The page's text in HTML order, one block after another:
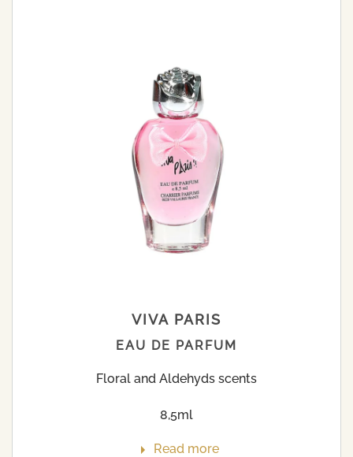
VIVA PARIS
EAU DE PARFUM
Floral and Aldehyds scents
8,5ml
Read more